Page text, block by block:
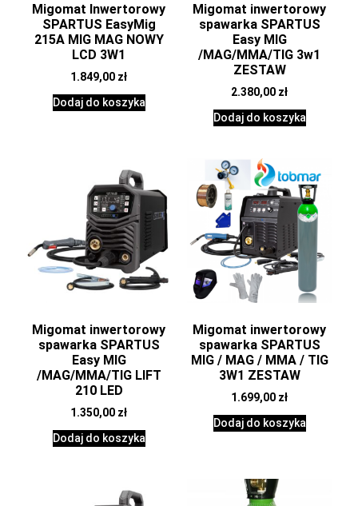
Migomat Inwertorowy
SPARTUS EasyMig
215A MIG MAG NOWY
LCD 3W1
1.849,00 zł
Dodaj do koszyka
Migomat inwertorowy
spawarka SPARTUS
Easy MIG
/MAG/MMA/TIG 3w1
ZESTAW
2.380,00 zł
Dodaj do koszyka
Migomat inwertorowy
spawarka SPARTUS
Easy MIG
/MAG/MMA/TIG LIFT
210 LED
1.350,00 zł
Dodaj do koszyka
Migomat inwertorowy
spawarka SPARTUS
MIG / MAG / MMA / TIG
3W1 ZESTAW
1.699,00 zł
Dodaj do koszyka